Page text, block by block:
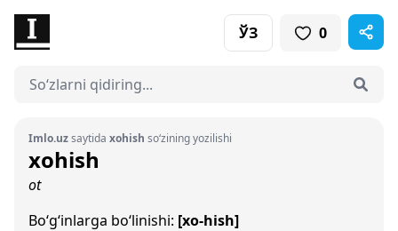
ЎЗ 0
Imlo.uzsaytida xohish so‘zining yozilishi
xohish
ot
Bo‘g‘inlarga bo‘linishi: [xo-hish]